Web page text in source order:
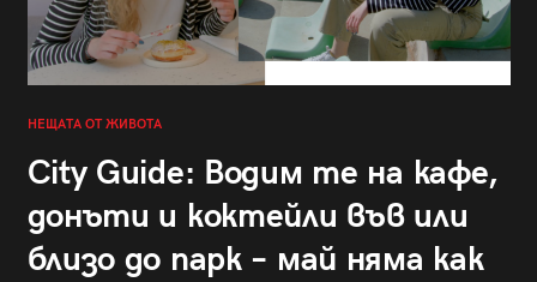
НЕЩАТА ОТ ЖИВОТА
City Guide: Водим те на кафе,
донъти и коктейли във или
близо до парк – май няма как